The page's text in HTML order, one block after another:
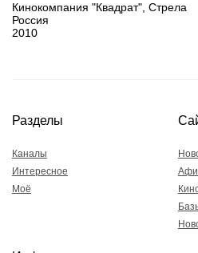
Кинокомпания "Квадрат", Стрела
Россия
2010
Разделы
Каналы
Интересное
Моё